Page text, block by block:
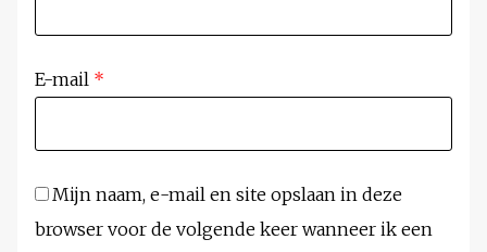
E-mail *
Mijn naam, e-mail en site opslaan in deze
browser voor de volgende keer wanneer ik een